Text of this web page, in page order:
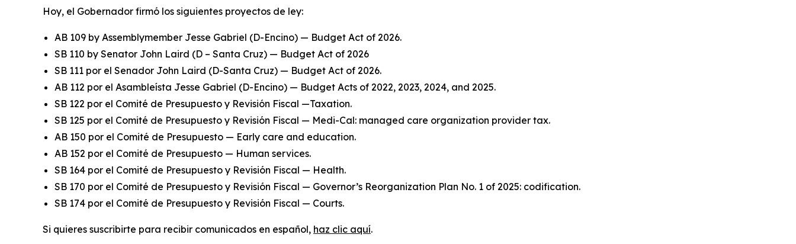
Hoy, el Gobernador firmó los siguientes proyectos de ley:
AB 109 by Assemblymember Jesse Gabriel (D-Encino) — Budget Act of 2026.
SB 110 by Senator John Laird (D – Santa Cruz) — Budget Act of 2026
SB 111 por el Senador John Laird (D-Santa Cruz) — Budget Act of 2026.
AB 112 por el Asambleísta Jesse Gabriel (D-Encino) — Budget Acts of 2022, 2023, 2024, and 2025.
SB 122 por el Comité de Presupuesto y Revisión Fiscal —Taxation.
SB 125 por el Comité de Presupuesto y Revisión Fiscal — Medi-Cal: managed care organization provider tax.
AB 150 por el Comité de Presupuesto — Early care and education.
AB 152 por el Comité de Presupuesto — Human services.
SB 164 por el Comité de Presupuesto y Revisión Fiscal — Health.
SB 170 por el Comité de Presupuesto y Revisión Fiscal — Governor’s Reorganization Plan No. 1 of 2025: codification.
SB 174 por el Comité de Presupuesto y Revisión Fiscal — Courts.
Si quieres suscribirte para recibir comunicados en español, haz clic aquí.